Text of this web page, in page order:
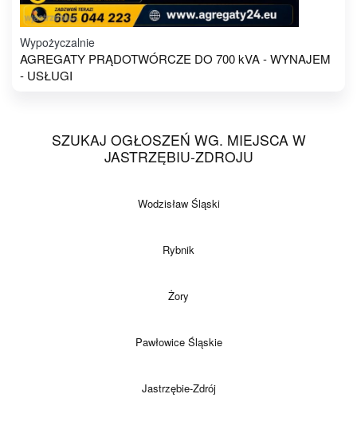
Wypożyczalnie
AGREGATY PRĄDOTWÓRCZE DO 700 kVA - WYNAJEM
- USŁUGI
SZUKAJ OGŁOSZEŃ WG. MIEJSCA W
JASTRZĘBIU-ZDROJU
Wodzisław Śląski
Rybnik
Żory
Pawłowice Śląskie
Jastrzębie-Zdrój